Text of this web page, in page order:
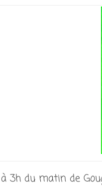
3h du matin de